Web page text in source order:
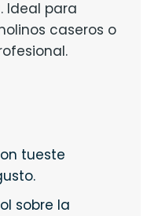
Ideal para
caseros o
tueste
sobre la